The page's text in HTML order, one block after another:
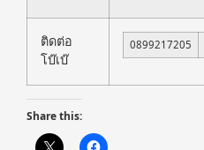
ติดต่อ
โบ๊เบ๊
0899217205
Share this: